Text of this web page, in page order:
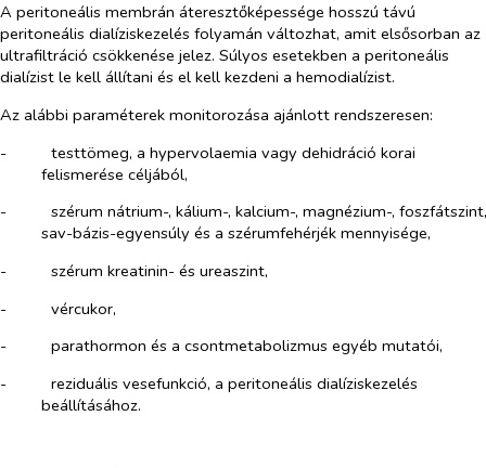
A peritoneális membrán áteresztőképessége hosszú távú
peritoneális dialíziskezelés folyamán változhat, amit elsősorban az
ultrafiltráció csökkenése jelez. Súlyos esetekben a peritoneális
dialízist le kell állítani és el kell kezdeni a hemodialízist.
Az alábbi paraméterek monitorozása ajánlott rendszeresen:
-​
testtömeg, a hypervolaemia vagy dehidráció korai
felismerése céljából,
-​
szérum nátrium-, kálium-, kalcium-, magnézium-, foszfátszint,
sav-bázis-egyensúly és a szérumfehérjék mennyisége,
-​
szérum kreatinin- és ureaszint,
-​
vércukor,
-​
parathormon és a csontmetabolizmus egyéb mutatói,
-​
reziduális vesefunkció, a peritoneális dialíziskezelés
beállításához.